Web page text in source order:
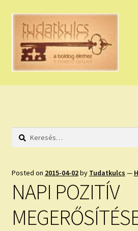
Ugrás
navigációhoz
Kilépés
tartalomba
HÚZZ EGY KÁRTYÁT!
HOLDNAPTÁR
NAPI ASZTROLÓGIA
KÉRJ EGY MEGERŐSÍTÉST!
Keresés:
Posted on 2015-04-02by Tudatkulcs —
NAPI POZITÍV